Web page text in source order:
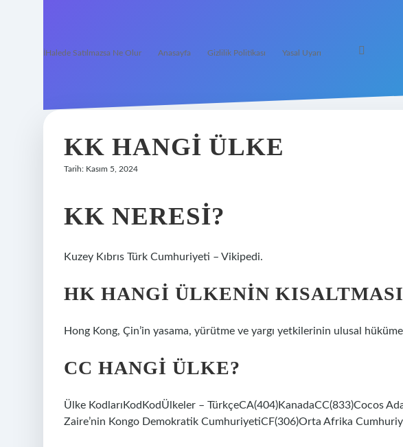
İHalede Satılmazsa Ne Olur Anasayfa Gizlilik Politikası Yasal Uyarı
KK HANGI ÜLKE
Tarih: Kasım 5, 2024
KK NERESI?
Kuzey Kıbrıs Türk Cumhuriyeti – Vikipedi.
HK HANGI ÜLKENIN
Hong Kong, Çin’in yasama, yürütme ve yargı yetkilerinin ulusal
CC HANGI ÜLKE?
Ülke KodlarıKodKodÜlkeler – TürkçeCA(404)KanadaCC(833)Cocos
Zaire’nin Kongo Demokratik CumhuriyetiCF(306)Orta Afrika